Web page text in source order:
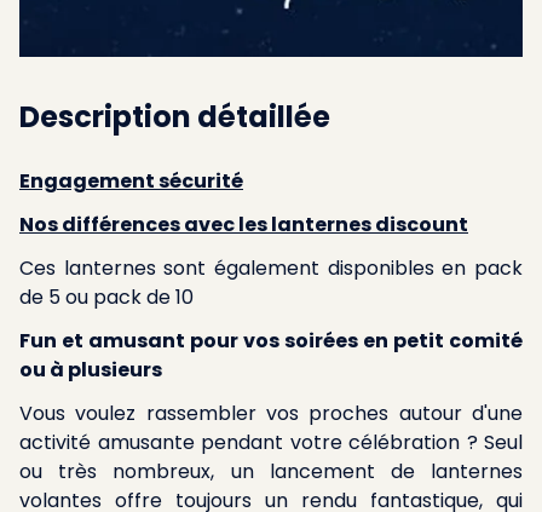
Description détaillée
Engagement sécurité
Nos différences avec les lanternes discount
Ces lanternes sont également disponibles en pack
de 5ou pack de 10
Fun et amusant pour vos soirées en petit comité
ou à plusieurs
Vous voulez rassembler vos proches autour d'une
activité amusante pendant votre célébration ? Seul
ou très nombreux, un lancement de lanternes
volantes offre toujours un rendu fantastique, qui